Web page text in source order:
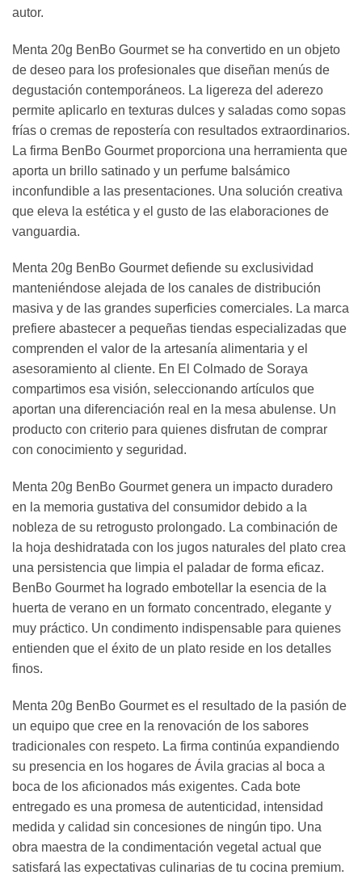
autor.
Menta 20g BenBo Gourmet se ha convertido en un objeto
de deseo para los profesionales que diseñan menús de
degustación contemporáneos. La ligereza del aderezo
permite aplicarlo en texturas dulces y saladas como sopas
frías o cremas de repostería con resultados extraordinarios.
La firma BenBo Gourmet proporciona una herramienta que
aporta un brillo satinado y un perfume balsámico
inconfundible a las presentaciones. Una solución creativa
que eleva la estética y el gusto de las elaboraciones de
vanguardia.
Menta 20g BenBo Gourmet defiende su exclusividad
manteniéndose alejada de los canales de distribución
masiva y de las grandes superficies comerciales. La marca
prefiere abastecer a pequeñas tiendas especializadas que
comprenden el valor de la artesanía alimentaria y el
asesoramiento al cliente. En El Colmado de Soraya
compartimos esa visión, seleccionando artículos que
aportan una diferenciación real en la mesa abulense. Un
producto con criterio para quienes disfrutan de comprar
con conocimiento y seguridad.
Menta 20g BenBo Gourmet genera un impacto duradero
en la memoria gustativa del consumidor debido a la
nobleza de su retrogusto prolongado. La combinación de
la hoja deshidratada con los jugos naturales del plato crea
una persistencia que limpia el paladar de forma eficaz.
BenBo Gourmet ha logrado embotellar la esencia de la
huerta de verano en un formato concentrado, elegante y
muy práctico. Un condimento indispensable para quienes
entienden que el éxito de un plato reside en los detalles
finos.
Menta 20g BenBo Gourmet es el resultado de la pasión de
un equipo que cree en la renovación de los sabores
tradicionales con respeto. La firma continúa expandiendo
su presencia en los hogares de Ávila gracias al boca a
boca de los aficionados más exigentes. Cada bote
entregado es una promesa de autenticidad, intensidad
medida y calidad sin concesiones de ningún tipo. Una
obra maestra de la condimentación vegetal actual que
satisfará las expectativas culinarias de tu cocina premium.